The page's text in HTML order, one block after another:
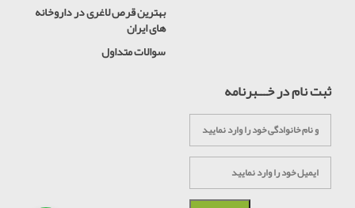
بهترین قرص لاغری در داروخانه
های ایران
سوالات متداول
ثبت نام در خـــبرنامه